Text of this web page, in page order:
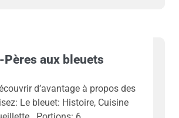
Pères aux bleuets
d’avantage à propos des
Le bleuet: Histoire, Cuisine